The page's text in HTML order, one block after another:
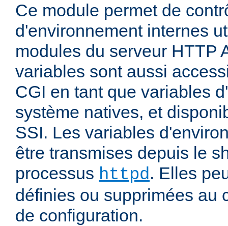
Ce module permet de
d'environnement internes
modules du serveur HTTP
variables sont aussi
CGI en tant que variables
système natives, et
SSI. Les variables
être transmises depuis le
processus httpd. Elles
définies ou supprimées au
de configuration.